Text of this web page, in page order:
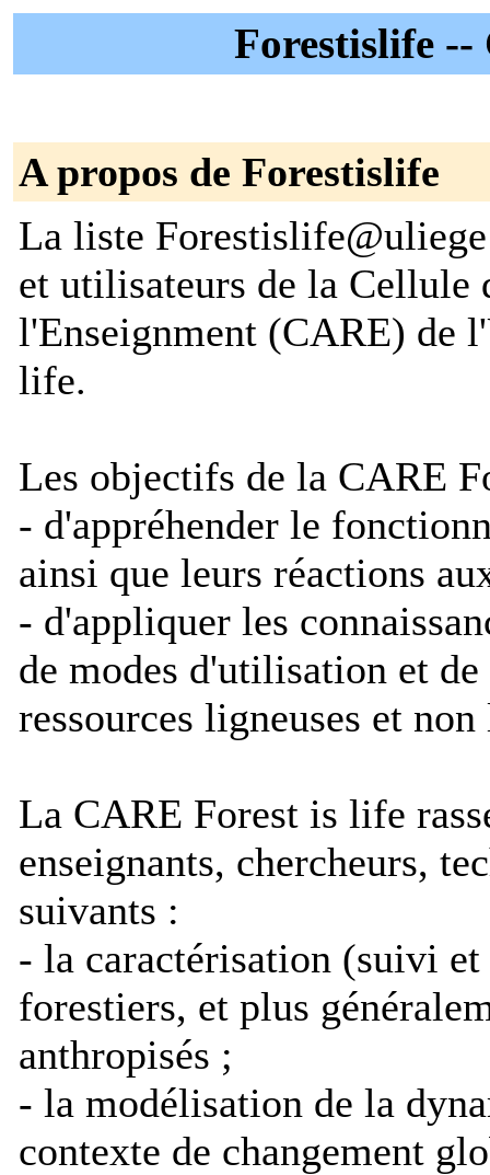
Forestislife --
A propos de Forestislife
La liste
et utilisateurs de la Cellule
l'Enseignment (CARE) de
life.
Les objectifs de la CARE
- d'appréhender le
ainsi que leurs réactions
- d'appliquer les
de modes d'utilisation et
ressources ligneuses et
La CARE Forest is life
enseignants, chercheurs,
suivants :
- la caractérisation (suivi
forestiers, et plus
anthropisés ;
- la modélisation de la
contexte de changement